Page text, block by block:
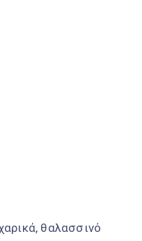
θαλασσινό